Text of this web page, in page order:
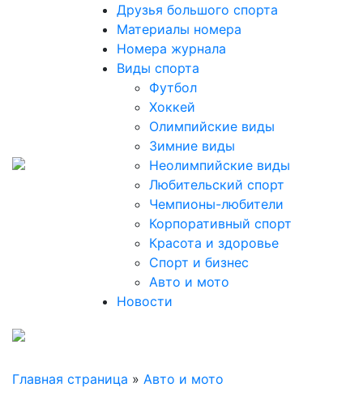
Друзья большого спорта
Материалы номера
Номера журнала
Виды спорта
Футбол
Хоккей
Олимпийские виды
Зимние виды
Неолимпийские виды
Любительский спорт
Чемпионы-любители
Корпоративный спорт
Красота и здоровье
Спорт и бизнес
Авто и мото
Новости
Главная страница » Авто и мото